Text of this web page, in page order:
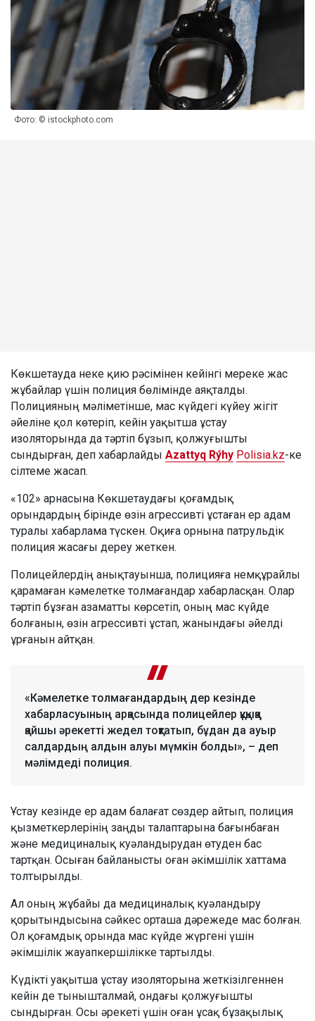
Фото: © istockphoto.com
Көкшетауда неке қию рәсімінен кейінгі мереке жас
жұбайлар үшін полиция бөлімінде аяқталды.
Полицияның мәліметінше, мас күйдегі күйеу жігіт
әйеліне қол көтеріп, кейін уақытша ұстау
изоляторында да тәртіп бұзып, қолжуғышты
сындырған, деп хабарлайды Azattyq Rýhy Polisia.kz-ке
сілтеме жасап.
«102» арнасына Көкшетаудағы қоғамдық
орындардың бірінде өзін агрессивті ұстаған ер адам
туралы хабарлама түскен. Оқиға орнына патрульдік
полиция жасағы дереу жеткен.
Полицейлердің анықтауынша, полицияға немқұрайлы
қарамаған кәмелетке толмағандар хабарласқан. Олар
тәртіп бұзған азаматты көрсетіп, оның мас күйде
болғанын, өзін агрессивті ұстап, жанындағы әйелді
ұрғанын айтқан.
«Кәмелетке толмағандардың дер кезінде
хабарласуының арқасында полицейлер құқыққа
қайшы әрекетті жедел тоқтатып, бұдан да ауыр
салдардың алдын алуы мүмкін болды», – деп
мәлімдеді полиция.
Ұстау кезінде ер адам балағат сөздер айтып, полиция
қызметкерлерінің заңды талаптарына бағынбаған
және медициналық куәландырудан өтуден бас
тартқан. Осыған байланысты оған әкімшілік хаттама
толтырылды.
Ал оның жұбайы да медициналық куәландыру
қорытындысына сәйкес орташа дәрежеде мас болған.
Ол қоғамдық орында мас күйде жүргені үшін
әкімшілік жауапкершілікке тартылды.
Күдікті уақытша ұстау изоляторына жеткізілгеннен
кейін де тынышталмай, ондағы қолжуғышты
сындырған. Осы әрекеті үшін оған ұсақ бұзақылық